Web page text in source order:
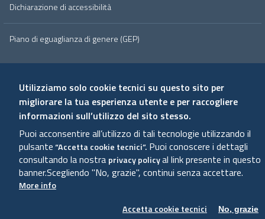
Dichiarazione di accessibilità
Piano di eguaglianza di genere (GEP)
Small
prints
Useful links section
Privacy Policy Cookie Policy Note Legali Credits
Utilizziamo solo cookie tecnici su questo sito per
migliorare la tua esperienza utente e per raccogliere
informazioni sull’utilizzo del sito stesso.
Puoi acconsentire all’utilizzo di tali tecnologie utilizzando il
pulsante“Accetta cookie tecnici”. Puoi conoscere i dettagli
consultando la nostra privacy policyal link presente in questo
banner.Scegliendo "No, grazie", continui senza accettare.
More info
Accetta cookie tecnici
No, grazie